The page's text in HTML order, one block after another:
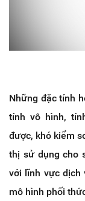
Những đặc tính
tính vô hình,
được, khó kiểm
thị sử dụng cho
với lĩnh vực dịch
mô hình phối